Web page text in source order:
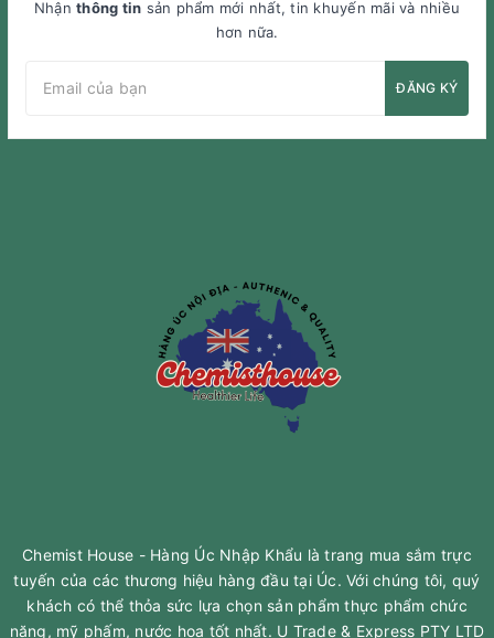
Nhậnthông tin sản phẩm mới nhất, tin khuyến mãi và nhiều
hơn nữa.
ĐĂNG KÝ
Chemist House - Hàng Úc Nhập Khẩu là trang mua sắm trực
tuyến của các thương hiệu hàng đầu tại Úc. Với chúng tôi, quý
khách có thể thỏa sức lựa chọn sản phẩm thực phẩm chức
năng, mỹ phấm, nước hoa tốt nhất. U Trade & Express PTY LTD